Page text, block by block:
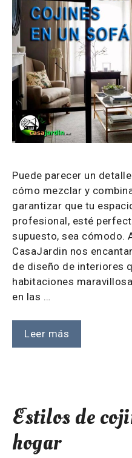
Puede parecer un
cómo mezclar y
garantizar que tu
profesional, esté
supuesto, sea cómodo.
CasaJardin nos
de diseño de interiores
habitaciones
en las …
Leer más
Estilos de
hogar